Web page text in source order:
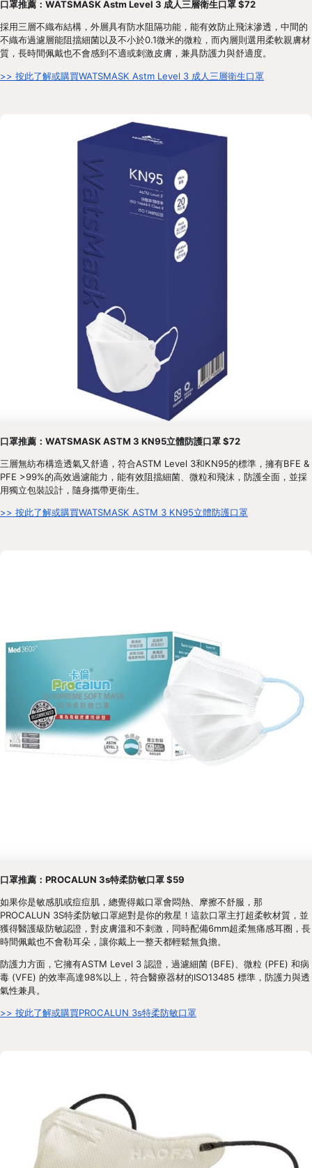
口罩推薦：WATSMASK Astm Level 3 成人三層衛生口罩 $72
採用三層不織布結構，外層具有防水阻隔功能，能有效防止飛沫滲透，中間的
不織布過濾層能阻擋細菌以及不小於0.1微米的微粒，而內層則選用柔軟親膚材
質，長時間佩戴也不會感到不適或刺激皮膚，兼具防護力與舒適度。
>> 按此了解或購買WATSMASK Astm Level 3 成人三層衛生口罩
口罩推薦：WATSMASK ASTM 3 KN95立體防護口罩 $72
三層無紡布構造透氣又舒適，符合ASTM Level 3和KN95的標準，擁有BFE &
PFE >99%的高效過濾能力，能有效阻擋細菌、微粒和飛沫，防護全面，並採
用獨立包裝設計，隨身攜帶更衛生。
>> 按此了解或購買WATSMASK ASTM 3 KN95立體防護口罩
口罩推薦：PROCALUN 3s特柔防敏口罩 $59
如果你是敏感肌或痘痘肌，總覺得戴口罩會悶熱、摩擦不舒服，那
PROCALUN 3S特柔防敏口罩絕對是你的救星！這款口罩主打超柔軟材質，並
獲得醫護級防敏認證，對皮膚溫和不刺激，同時配備6mm超柔無痛感耳圈，長
時間佩戴也不會勒耳朵，讓你戴上一整天都輕鬆無負擔。
防護力方面，它擁有ASTM Level 3 認證，過濾細菌 (BFE)、微粒 (PFE) 和病
毒 (VFE) 的效率高達98%以上，符合醫療器材的ISO13485 標準，防護力與透
氣性兼具。
>> 按此了解或購買PROCALUN 3s特柔防敏口罩